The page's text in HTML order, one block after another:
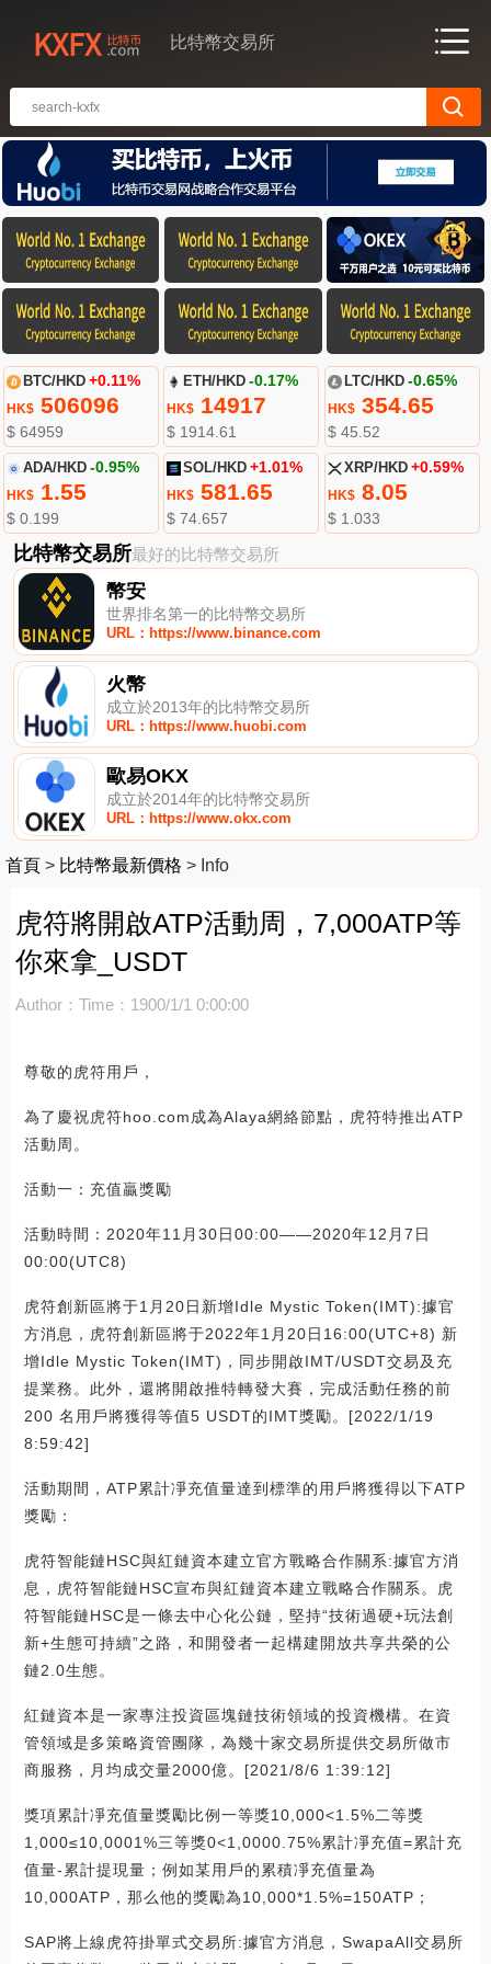
比特幣交易所
BTC/HKD +0.11%
HK$506096
$ 64959
ETH/HKD -0.17%
HK$ 14917
$ 1914.61
LTC/HKD -0.65%
HK$354.65
$ 45.52
ADA/HKD -0.95%
HK$1.55
$ 0.199
SOL/HKD +1.01%
HK$ 581.65
$ 74.657
XRP/HKD +0.59%
HK$8.05
$ 1.033
比特幣交易所最好的比特幣交易所
幣安
世界排名第一的比特幣交易所
URL：https://www.binance.com
火幣
成立於2013年的比特幣交易所
URL：https://www.huobi.com
歐易OKX
成立於2014年的比特幣交易所
URL：https://www.okx.com
首頁 > 比特幣最新價格 > Info
虎符將開啟ATP活動周，7,000ATP等
你來拿_USDT
Author： Time：1900/1/1 0:00:00
尊敬的虎符用戶，
為了慶祝虎符hoo.com成為Alaya網絡節點，虎符特推出ATP
活動周。
活動一：充值贏獎勵
活動時間：2020年11月30日00:00——2020年12月7日
00:00(UTC8)
虎符創新區將于1月20日新增Idle Mystic Token(IMT):據官
方消息，虎符創新區將于2022年1月20日16:00(UTC+8) 新
增Idle Mystic Token(IMT)，同步開啟IMT/USDT交易及充
提業務。此外，還將開啟推特轉發大賽，完成活動任務的前
200 名用戶將獲得等值5 USDT的IMT獎勵。[2022/1/19
8:59:42]
活動期間，ATP累計凈充值量達到標準的用戶將獲得以下ATP
獎勵：
虎符智能鏈HSC與紅鏈資本建立官方戰略合作關系:據官方消
息，虎符智能鏈HSC宣布與紅鏈資本建立戰略合作關系。虎
符智能鏈HSC是一條去中心化公鏈，堅持“技術過硬+玩法創
新+生態可持續”之路，和開發者一起構建開放共享共榮的公
鏈2.0生態。
紅鏈資本是一家專注投資區塊鏈技術領域的投資機構。在資
管領域是多策略資管團隊，為幾十家交易所提供交易所做市
商服務，月均成交量2000億。[2021/8/6 1:39:12]
獎項累計凈充值量獎勵比例一等獎10,000<1.5%二等獎
1,000≤10,0001%三等獎0<1,0000.75%累計凈充值=累計充
值量-累計提現量；例如某用戶的累積凈充值量為
10,000ATP，那么他的獎勵為10,000*1.5%=150ATP；
SAP將上線虎符掛單式交易所:據官方消息，SwapaAll交易所